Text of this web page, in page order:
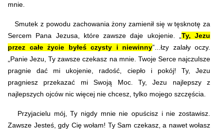
mnie.
Smutek z powodu zachowania żony zamienił się w tęsknotę za
Sercem Pana Jezusa, które zawsze daje ukojenie. „ Ty, Jezu
przez całe życie byłeś czysty i niewinny”...łzy zalały oczy.
„Panie Jezu, Ty zawsze czekasz na mnie. Twoje Serce najczulsze
pragnie dać mi ukojenie, radość, ciepło i pokój! Ty, Jezu
pragniesz przekazać mi Swoją Moc. Ty, Jezu najlepszy z
najlepszych ojców nic więcej nie chcesz, tylko mojego szczęścia.
Przyjacielu mój, Ty nigdy mnie nie opuścisz i nie zostawisz.
Zawsze Jesteś, gdy Cię wołam! Ty Sam czekasz, a nawet wołasz